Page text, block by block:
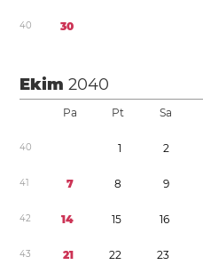
40 30
Ekim2040
Pa Pt Sa
40 1 2
41 7 8 9
42 14 15 16
43 21 22 23